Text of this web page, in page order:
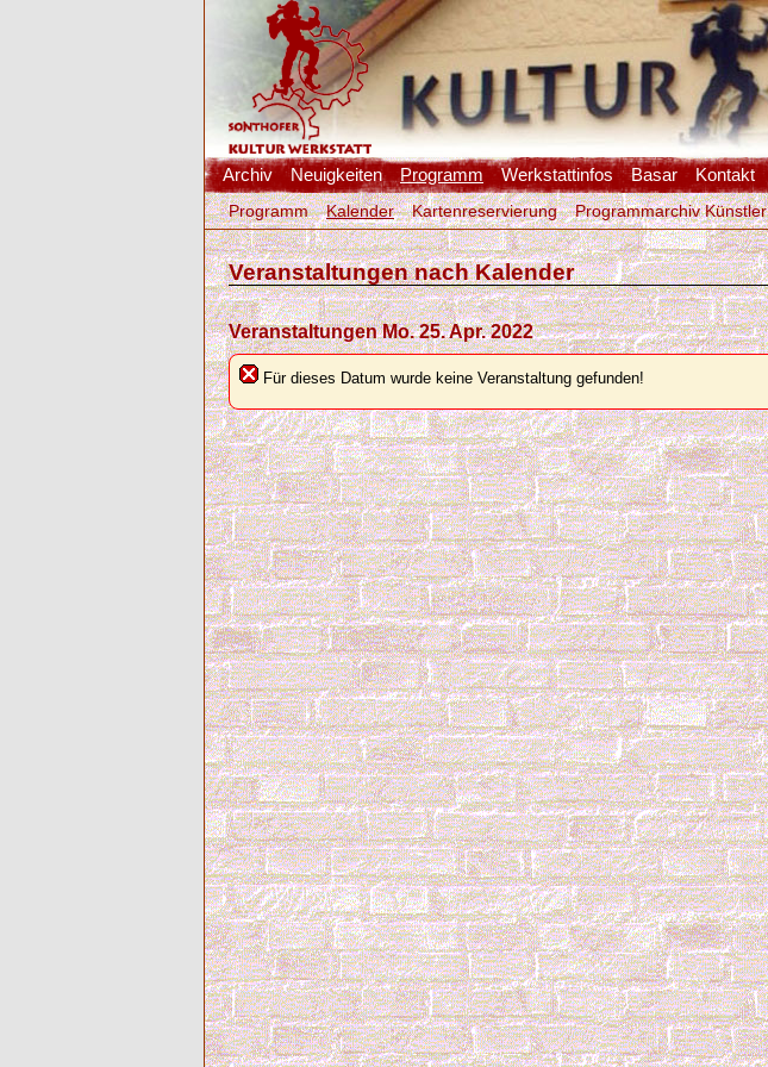
Archiv Neuigkeiten Programm Werkstattinfos Basar Kontakt
Programm Kalender Kartenreservierung Programmarchiv Künstler
Veranstaltungen nach Kalender
Veranstaltungen Mo. 25. Apr. 2022
Für dieses Datum wurde keine Veranstaltung gefunden!